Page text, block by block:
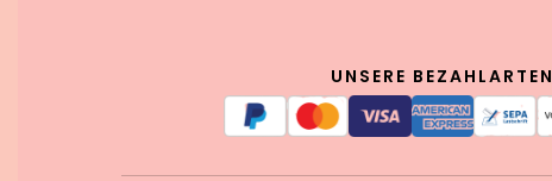
UNSERE BEZAHLARTEN